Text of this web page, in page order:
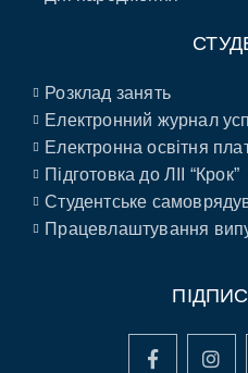
Розклад занять
Електронний журнал
Електронна освітня
Підготовка до ЛІІ “Крок”
Студентське
Працевлаштування